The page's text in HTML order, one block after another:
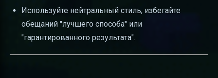
Используйте нейтральный стиль, избегайте
обещаний "лучшего способа" или
"гарантированного результата".